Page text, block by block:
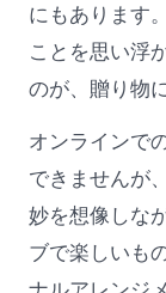
にもあります
ことを思い浮
のが、贈り物
オンラインで
できませんが
妙を想像しな
ブで楽しいも